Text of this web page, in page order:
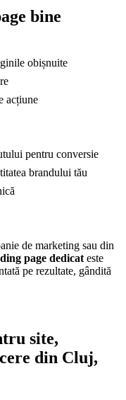
bine
obișnuite
acțiune
pentru conversie
brandului tău
de marketing sau din
page dedicateste
pe rezultate, gândită
site,
din Cluj,